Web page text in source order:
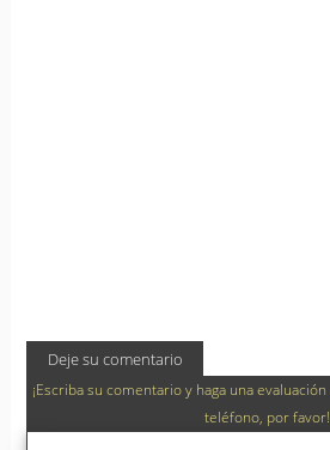
Deje su comentario
¡Escriba su comentario y haga una
teléfono, por favor!